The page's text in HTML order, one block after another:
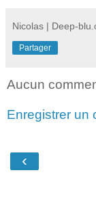
Nicolas | Deep-
Partager
Aucun
Enregistrer un
‹